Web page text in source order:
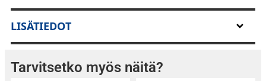
LISÄTIEDOT
Tarvitsetko myös näitä?